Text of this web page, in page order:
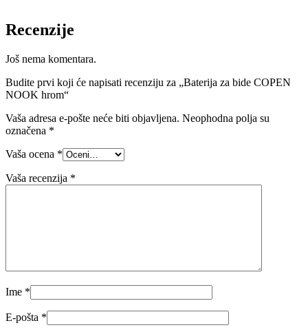
Recenzije
Još nema komentara.
Budite prvi koji će napisati recenziju za „Baterija za bide COPEN
NOOK hrom“
Vaša adresa e-pošte neće biti objavljena. Neophodna polja su
označena *
Vaša ocena *
Vaša recenzija *
Ime *
E-pošta *